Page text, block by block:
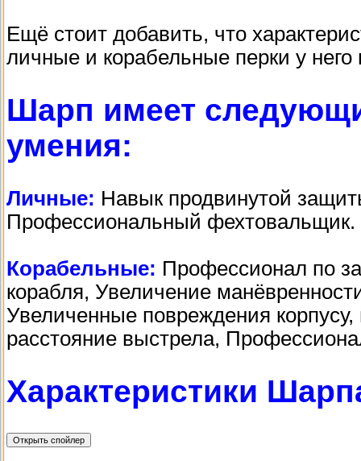
Ещё стоит добавить, что
личные и корабельные перки у
Шарп имеет
умения:
Личные: Навык продвинутой
Профессиональный фехтовальщик.
Корабельные: Профессионал по
корабля, Увеличение
Увеличенные повреждения
расстояние выстрела,
Характеристики